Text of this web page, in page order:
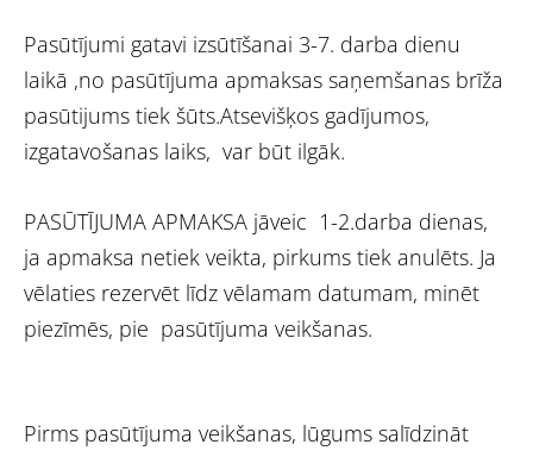
Pasūtījumi gatavi izsūtīšanai 3-7. darba dienu
laikā ,no pasūtījuma apmaksas saņemšanas brīža
pasūtijums tiek šūts.Atsevišķos gadījumos,
izgatavošanas laiks, var būt ilgāk.
PASŪTĪJUMA APMAKSA jāveic 1-2.darba dienas,
ja apmaksa netiek veikta, pirkums tiek anulēts. Ja
vēlaties rezervēt līdz vēlamam datumam, minēt
piezīmēs, pie pasūtījuma veikšanas.
Pirms pasūtījuma veikšanas, lūgums salīdzināt